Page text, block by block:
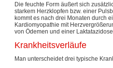
Die feuchte Form äußert sich
starkem Herzklopfen bzw. einer
kommt es nach drei Monaten durch
Kardiomyopathie mit
von Ödemen und einer
Krankheitsverläufe
Man unterscheidet drei typische